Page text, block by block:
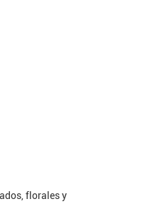
florales y